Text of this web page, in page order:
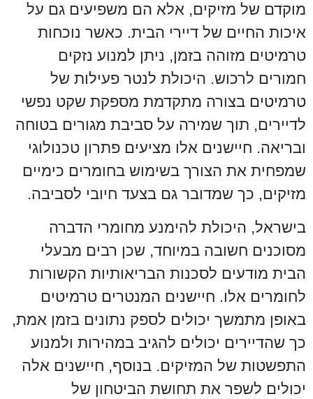
מוקדם של מזיקים, אלא הם משפיעים גם על
איכות החיים של דיירי הבית. כאשר נוכחות
טרמיטים מזוהה בזמן, ניתן למנוע נזקים
חמורים לרכוש. היכולת לנטר פעילות של
טרמיטים בצורה מתקדמת מספקת שקט נפשי
לדיירים, תוך שמירה על סביבת מגורים בטוחה
ובריאה. חיישנים אלו מציעים פתרון טכנולוגי
שמפחית את הצורך בשימוש בחומרים כימיים
מזיקים, כך שמדובר גם בצעד חיובי לסביבה.
בישראל, היכולת להימנע מחומרי הדברה
מסוכנים חשובה במיוחד, שכן רבים מבעלי
הבית מודעים לסכנות הבריאותיות הקשורות
לחומרים אלו. חיישנים המנטרים טרמיטים
באופן מתמשך יכולים לספק נתונים בזמן אמת,
כך שהדיירים יכולים להגיב במהירות ולמנוע
התפשטות של המזיקים. בנוסף, חיישנים אלה
יכולים לשפר את תחושת הביטחון של